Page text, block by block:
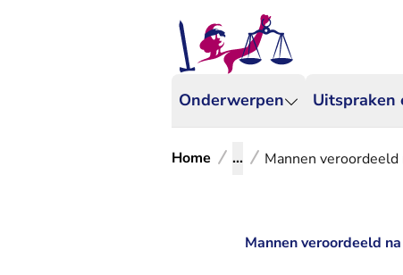
Onderwerpen Uitspraken
Home ... Mannen
Mannen veroordeeld